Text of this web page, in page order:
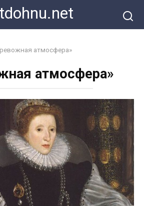
атмосфера»
атмосфера»